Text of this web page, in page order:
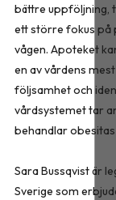
bättre uppföljning,
ett större fokus på
vågen. Apoteket
en av vårdens
följsamhet och
vårdsystemet tar
behandlar
Sara Bussqvist är
Sverige som